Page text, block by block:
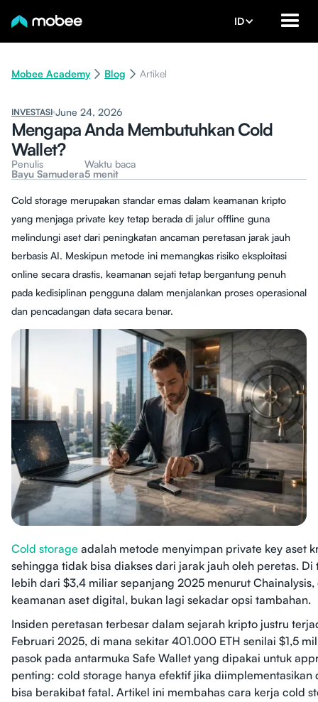
ID
Mobee Academy Blog Artikel
INVESTASI June 24, 2026
Mengapa Anda Membutuhkan Cold
Wallet?
Penulis
Bayu Samudera
Waktu baca
5 menit
Cold storage merupakan standar emas dalam keamanan kripto
yang menjaga private key tetap berada di jalur offline guna
melindungi aset dari peningkatan ancaman peretasan jarak jauh
berbasis AI. Meskipun metode ini memangkas risiko eksploitasi
online secara drastis, keamanan sejati tetap bergantung penuh
pada kedisiplinan pengguna dalam menjalankan proses operasional
dan pencadangan data secara benar.
Cold storage adalah metode menyimpan private key aset
sehingga tidak bisa diakses dari jarak jauh oleh peretas.
lebih dari $3,4 miliar sepanjang 2025 menurut
keamanan aset digital, bukan lagi sekadar opsi tambahan.
Insiden peretasan terbesar dalam sejarah kripto justru
Februari 2025, di mana sekitar 401.000 ETH senilai $1,5
pasok pada antarmuka Safe Wallet yang dipakai untuk
penting: cold storage hanya efektif jika
bisa berakibat fatal. Artikel ini membahas cara kerja cold